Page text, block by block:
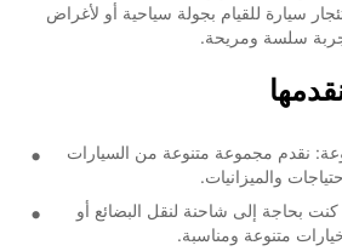
سيارة للقيام بجولة سياحية أو لأغراض
سلسة ومريحة.
نقدم مجموعة متنوعة من السيارات
والميزانيات.
بحاجة إلى شاحنة لنقل البضائع أو
خيارات متنوعة ومناسبة.